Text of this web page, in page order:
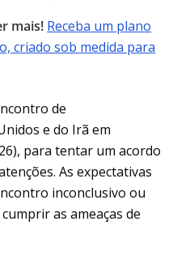
mais! Receba um plano
criado sob medida para
de
e do Irã em
para tentar um acordo
As expectativas
inconclusivo ou
as ameaças de